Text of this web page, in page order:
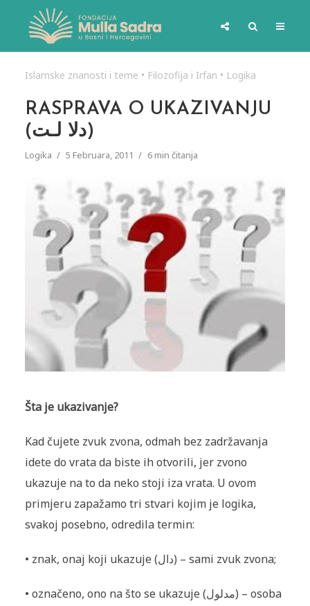
Islamske znanosti i teme • Filozofija i Irfan • Logika
RASPRAVA O UKAZIVANJU
(دلا لـت)
Logika 5 Februara, 2011 6 min čitanja
Šta je ukazivanje?
Kad čujete zvuk zvona, odmah bez zadržavanja
idete do vrata da biste ih otvorili, jer zvono
ukazuje na to da neko stoji iza vrata. U ovom
primjeru zapažamo tri stvari kojim je logika,
svakoj posebno, odredila termin:
• znak, onaj koji ukazuje (دال) – sami zvuk zvona;
• označeno, ono na što se ukazuje (مدلول) – osoba